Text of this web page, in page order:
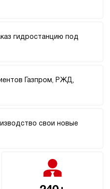
Купить
электрический
гидростанцию под
Газпром, РЖД,
свои новые